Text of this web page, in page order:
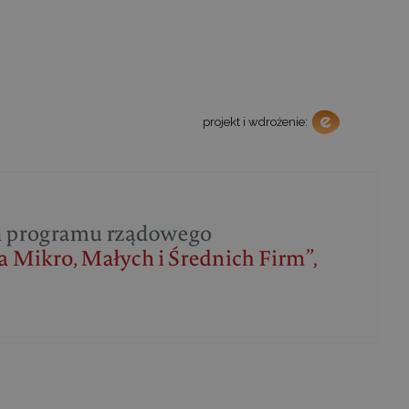
projekt i wdrożenie: